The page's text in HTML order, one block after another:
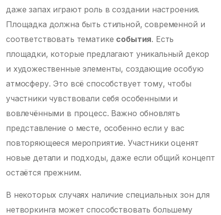
даже запах играют роль в создании настроения.
Площадка должна быть стильной, современной и
соответствовать тематике события. Есть
площадки, которые предлагают уникальный декор
и художественные элементы, создающие особую
атмосферу. Это всё способствует тому, чтобы
участники чувствовали себя особенными и
вовлечёнными в процесс. Важно обновлять
представление о месте, особенно если у вас
повторяющееся мероприятие. Участники оценят
новые детали и подходы, даже если общий концепт
остаётся прежним.
В некоторых случаях наличие специальных зон для
нетворкинга может способствовать большему